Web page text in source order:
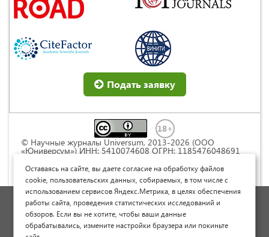
Подать заявку
© Научные журналы Universum, 2013-2026 (ООО
«Юниверсум») ИНН: 5410074608 ОГРН: 1185476048691
Commons « Attribution» («Атрибуция») 4.0
Непортированная
Политика обработки персональных данных
Договор оферты
Опубликовать научную статью
Оставаясь на сайте, вы даете согласие на обработку файлов
cookie, пользовательских данных, собираемых, в том числе с
использованием сервисов Яндекс.Метрика, в целях обеспечения
работы сайта, проведения статистических исследований и
обзоров. Если вы не хотите, чтобы ваши данные
обрабатывались, измените настройки браузера или покиньте